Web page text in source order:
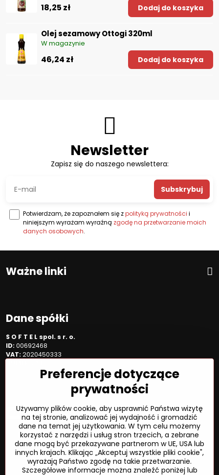
18,25 zł Dodaj do koszyka
Olej sezamowy Ottogi 320ml
W magazynie
46,24 zł Dodaj do koszyka
Newsletter
Zapisz się do naszego newslettera:
Subskrybuj
Potwierdzam, że zapoznałem się zpolityką prywatności i
niniejszym wyrażam wyraźną zgodę na przetwarzanie moich
danych osobowych.
Ważne linki
Dane spółki
S O F T E L spol. s r. o.
ID: 00692468
VAT: 2020450333
Spółka jest zarejestrowana w OR OS Žilina, sekcja Sro, proszę
wstawić numer: 6/L
©2026Prawa autorskie
Preferencje dotyczące prywatności
Oświadczenie o ochronie prywatności Status zamówienia
Preferencje dotyczące
prywatności
Używamy plików cookie, aby usprawnić Państwa wizytę
na tej stronie, analizować jej wydajność i gromadzić
dane na temat jej użytkowania. W tym celu możemy
korzystać z narzędzi i usług stron trzecich, a zebrane
dane mogą być przekazywane partnerom w UE, USA lub
innych krajach. Klikając „Akceptuj wszystkie pliki cookie",
wyrażają Państwo zgodę na takie przetwarzanie.
Szczegółowe informacje można znaleźć poniżej lub